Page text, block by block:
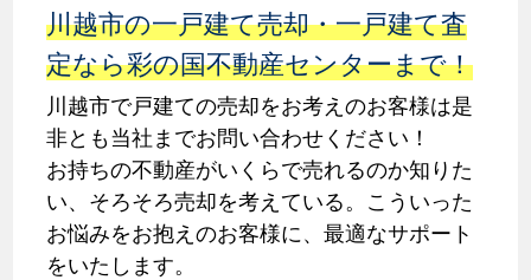
川越市の一戸建て売却・一戸建て査
定なら彩の国不動産センターまで！
川越市で戸建ての売却をお考えのお客様は是
非とも当社までお問い合わせください！
お持ちの不動産がいくらで売れるのか知りた
い、そろそろ売却を考えている。こういった
お悩みをお抱えのお客様に、最適なサポート
をいたします。